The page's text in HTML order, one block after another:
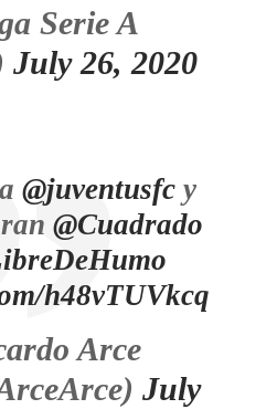
Serie A
July 26, 2020
@juventusfc y
@Cuadrado
h48vTUVkcq
Arce
July